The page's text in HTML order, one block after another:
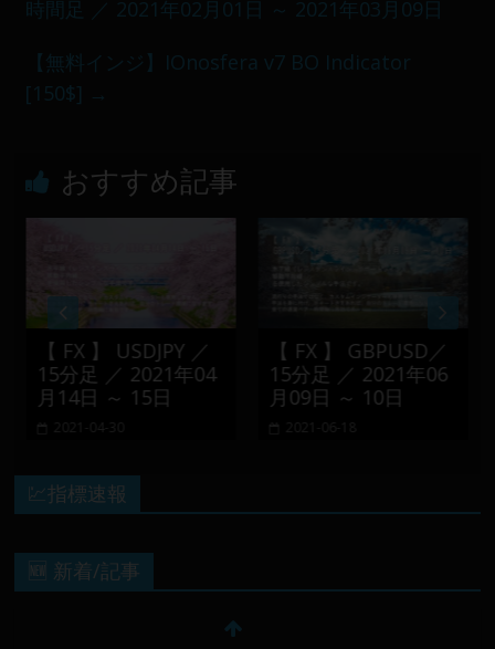
時間足 ／ 2021年02月01日 ～ 2021年03月09日
【無料インジ】IOnosfera v7 BO Indicator
[150$] →
おすすめ記事
【 FX 】 USDJPY ／
15分足 ／ 2021年04
月14日 ～ 15日
2021-04-30
【 FX 】 GBPUSD／
15分足 ／ 2021年06
月09日 ～ 10日
💹指標速報
🆕 新着/記事
【 メンバー限定 】2026-02-17